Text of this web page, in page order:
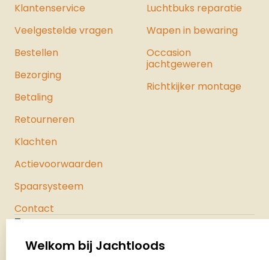
Klantenservice
Veelgestelde vragen
Bestellen
Bezorging
Betaling
Retourneren
Klachten
Actievoorwaarden
Spaarsysteem
Contact
Luchtbuks reparatie
Wapen in bewaring
Occasion
jachtgeweren
Richtkijker montage
Palenrij 1
Welkom bij Jachtloods